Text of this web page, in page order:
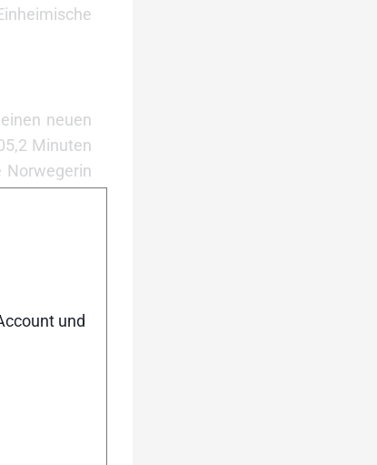
neuen
Minuten
Norwegerin
Stunden
Skating
Minuten
Huser
kamen
Lauf vom
Insgesamt
und